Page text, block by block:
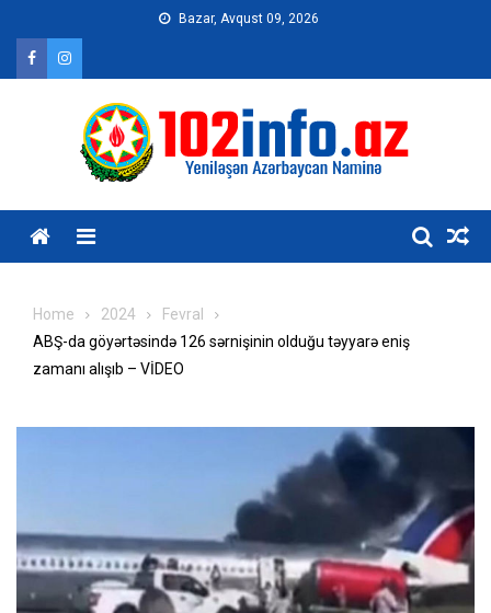
content
Bazar, Avqust 09, 2026
Home 2024
Fevral
ABŞ-da göyərtəsində 126 sərnişinin olduğu təyyarə eniş
zamanı alışıb – VİDEO